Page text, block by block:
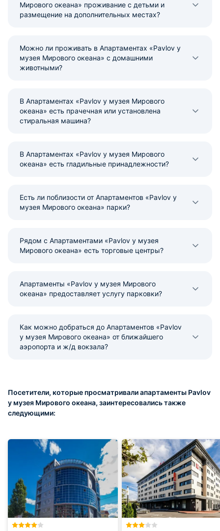
Мирового океана» проживание с детьми и
размещение на дополнительных местах?
Можно ли проживать в Апартаментах «Pavlov у
музея Мирового океана» с домашними
животными?
В Апартаментах «Pavlov у музея Мирового
океана» есть прачечная или установлена
стиральная машина?
В Апартаментах «Pavlov у музея Мирового
океана» есть гладильные принадлежности?
Есть ли поблизости от Апартаментов «Pavlov у
музея Мирового океана» парки?
Рядом с Апартаментами «Pavlov у музея
Мирового океана» есть торговые центры?
Апартаменты «Pavlov у музея Мирового
океана» предоставляет услугу парковки?
Как можно добраться до Апартаментов «Pavlov
у музея Мирового океана» от ближайшего
аэропорта и ж/д вокзала?
Посетители, которые просматривали апартаменты Pavlov
у музея Мирового океана, заинтересовались также
следующими: